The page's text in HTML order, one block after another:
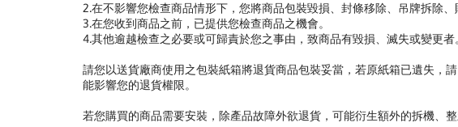
2.在不影響您檢查商品情形下，您將商品包裝毀損、封條移除、吊牌拆除、
3.在您收到商品之前，已提供您檢查商品之機會。
4.其他逾越檢查之必要或可歸責於您之事由，致商品有毀損、滅失或變更者
請您以送貨廠商使用之包裝紙箱將退貨商品包裝妥當，若原紙箱已遺失，
能影響您的退貨權限。
若您購買的商品需要安裝，除產品故障外欲退貨，可能衍生額外的拆機、